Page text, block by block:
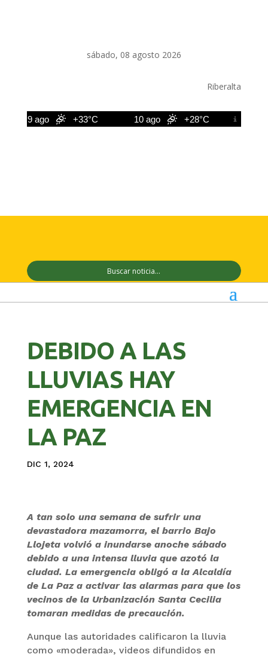
sábado, 08 agosto 2026
Riberalta
9 ago +33°C 10 ago +28°C
DEBIDO A LAS
LLUVIAS HAY
EMERGENCIA EN
LA PAZ
DIC 1, 2024
A tan solo una semana de sufrir una
devastadora mazamorra, el barrio Bajo
Llojeta volvió a inundarse anoche sábado
debido a una intensa lluvia que azotó la
ciudad. La emergencia obligó a la Alcaldía
de La Paz a activar las alarmas para que los
vecinos de la Urbanización Santa Cecilia
tomaran medidas de precaución.
Aunque las autoridades calificaron la lluvia
como «moderada», videos difundidos en